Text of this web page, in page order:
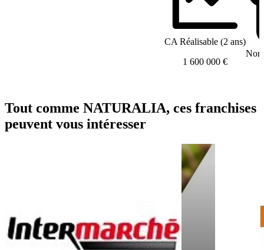
CA Réalisable (2 ans)
1 600 000 €
Tout comme NATURALIA, ces franchises
peuvent vous intéresser